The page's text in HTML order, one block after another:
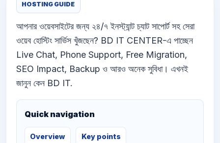
HOSTING GUIDE
আপনার ওয়েবসাইটের জন্য ২৪/৭ ইনস্ট্যান্ট চ্যাট সাপোর্ট সহ সেরা
ওয়েব হোস্টিং সার্ভিস খুঁজছেন? BD IT CENTER-এ পাচ্ছেন
Live Chat, Phone Support, Free Migration,
SEO Impact, Backup ও আরও অনেক সুবিধা। এখনই
জানুন কেন BD IT.
Quick navigation
Overview Key points